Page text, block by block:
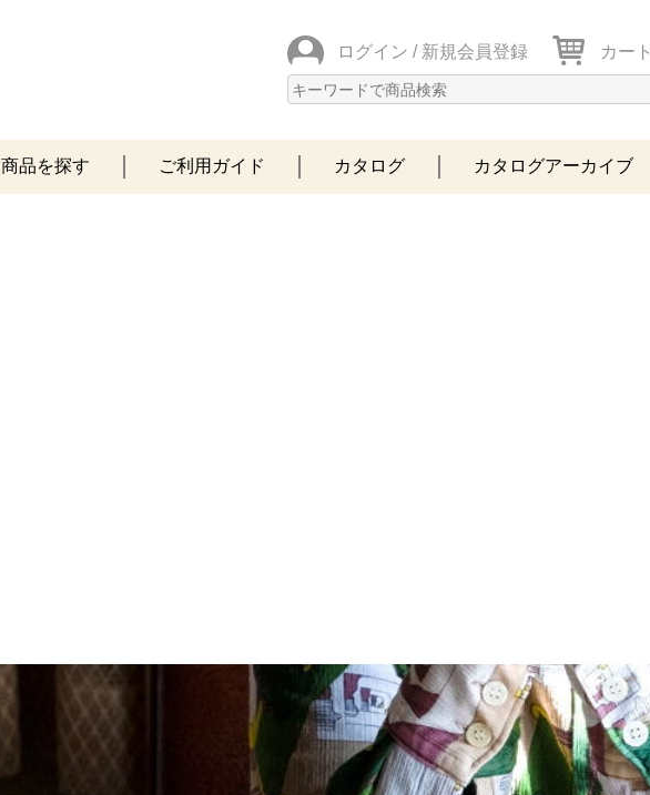
ログイン / 新規会員登録 カート
商品を探す ご利用ガイド カタログ カタログアーカイブ